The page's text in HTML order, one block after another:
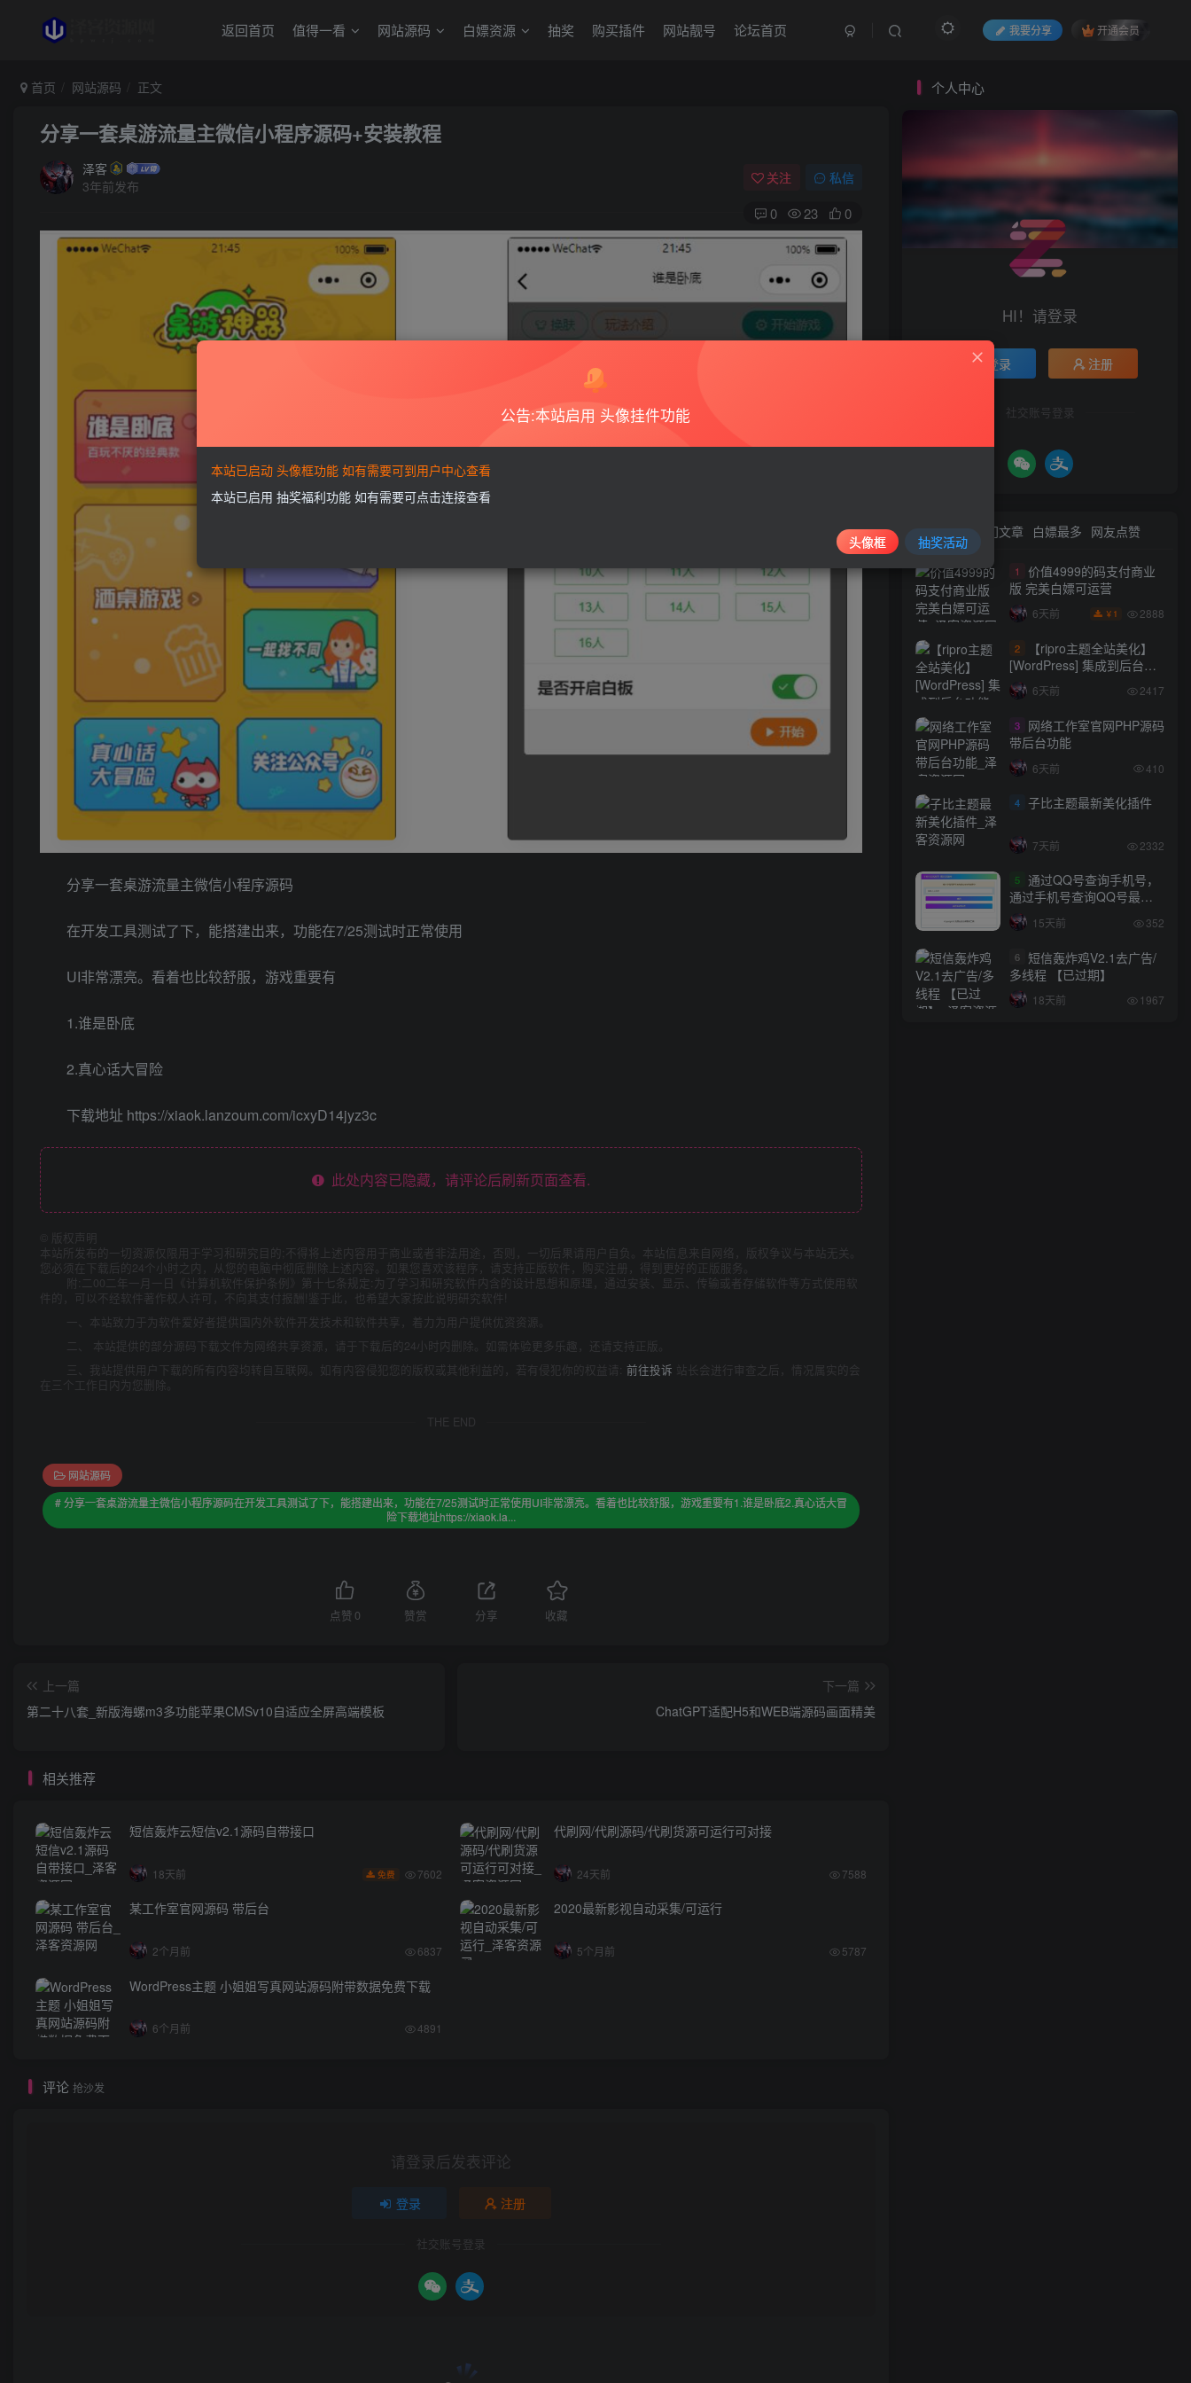
返回首页 值得一看 网站源码 白嫖资源 抽奖 购买插件 网站靓号 论坛首页 我要分享 开通会员
首页 网站源码 正文
分享一套桌游流量主微信小程序源码+安装教程
泽客
3年前发布
关注 私信
0 23 0
分享一套桌游流量主微信小程序源码
在开发工具测试了下，能搭建出来，功能在7/25测试时正常使用
UI非常漂亮。看着也比较舒服，游戏重要有
1.谁是卧底
2.真心话大冒险
下载地址 https://xiaok.lanzoum.com/icxyD14jyz3c
此处内容已隐藏，请评论后刷新页面查看.
版权声明
本站所发布的一切资源仅限用于学习和研究目的;不得将上述内容用于商业或者非法用途，否则，一切后果请用户自负。本站信息来自网络，版权争议与本站无关。
您必须在下载后的24个小时之内，从您的电脑中彻底删除上述内容。如果您喜欢该程序，请支持正版软件，购买注册，得到更好的正版服务。
附:二00二年一月一日《计算机软件保护条例》第十七条规定:为了学习和研究软件内含的设计思想和原理，通过安装、显示、传输或者存储软件等方式使用软
件的，可以不经软件著作权人许可，不向其支付报酬!鉴于此，也希望大家按此说明研究软件!
一、本站致力于为软件爱好者提供国内外软件开发技术和软件共享，着力为用户提供优资资源。
二、 本站提供的部分源码下载文件为网络共享资源，请于下载后的24小时内删除。如需体验更多乐趣，还请支持正版。
三、我站提供用户下载的所有内容均转自互联网。如有内容侵犯您的版权或其他利益的，若有侵犯你的权益请: 前往投诉 站长会进行审查之后，情况属实的会
在三个工作日内为您删除。
THE END
网站源码
# 分享一套桌游流量主微信小程序源码在开发工具测试了下，能搭建出来，功能在7/25测试时正常使用UI非常漂亮。看着也比较舒服，游戏重要有1.谁是卧底2.真心话大冒
险下载地址https://xiaok.la...
点赞 0 赞赏 分享 收藏
上一篇
第二十八套_新版海螺m3多功能苹果CMSv10自适应全屏高端模板
下一篇
ChatGPT适配H5和WEB端源码画面精美
相关推荐
短信轰炸云短信v2.1源码自带接口
18天前 免费 7602
代刷网/代刷源码/代刷货源可运行可对接
24天前 7588
某工作室官网源码 带后台
2个月前 6837
2020最新影视自动采集/可运行
5个月前 5787
WordPress主题 小姐姐写真网站源码附带数据免费下载
6个月前 4891
评论 抢沙发
请登录后发表评论
登录 注册
社交账号登录
个人中心
HI！请登录
登录 注册
社交账号登录
热门文章 白嫖最多 网友点赞
1
价值4999的码支付商业
版 完美白嫖可运营
6天前 ￥ 1 2888
2
【ripro主题全站美化】
[WordPress] 集成到后台功
能的全站美化包
WordPress…
6天前 2417
3
网络工作室官网PHP源码
带后台功能
6天前 410
4 子比主题最新美化插件
7天前 2332
5 通过QQ号查询手机号，
通过手机号查询QQ号最新
网站源码
15天前 352
6 短信轰炸鸡V2.1去广告/
多线程 【已过期】
18天前 1967
公告:本站启用 头像挂件功能
本站已启动 头像框功能 如有需要可到用户中心查看
本站已启用 抽奖福利功能 如有需要可点击连接查看
头像框 抽奖活动